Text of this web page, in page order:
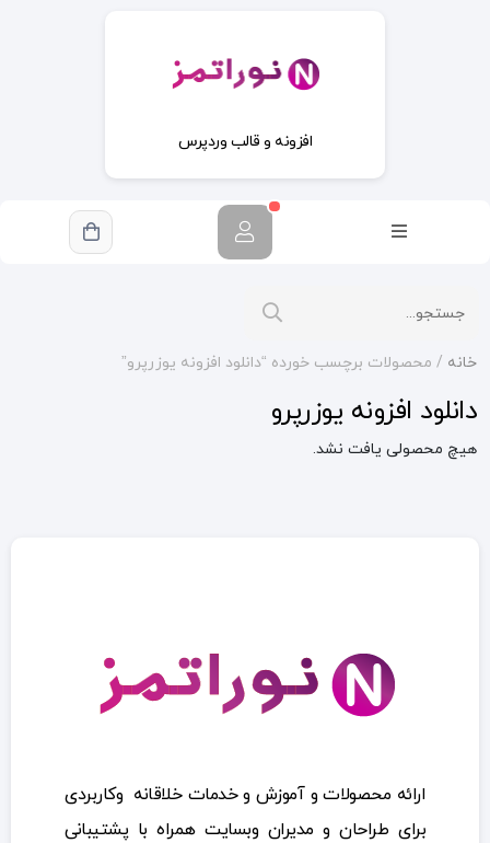
افزونه و قالب وردپرس
خانه / محصولات برچسب خورده “دانلود افزونه یوزرپرو”
دانلود افزونه یوزرپرو
هیچ محصولی یافت نشد.
ارائه محصولات و آموزش و خدمات خلاقانه وکاربردی
برای طراحان و مدیران وبسایت همراه با پشتیبانی